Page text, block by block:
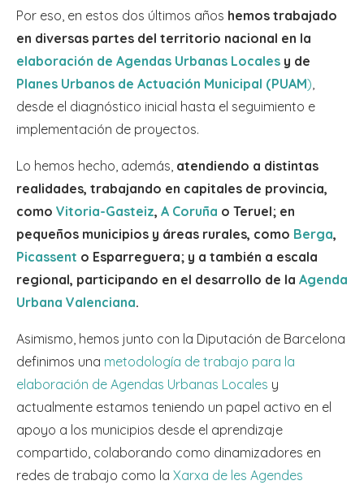
Por eso, en estos dos últimos años hemos trabajado
en diversas partes del territorio nacional en la
elaboración de Agendas Urbanas Locales y de
Planes Urbanos de Actuación Municipal (PUAM),
desde el diagnóstico inicial hasta el seguimiento e
implementación de proyectos.
Lo hemos hecho, además, atendiendo a distintas
realidades, trabajando en capitales de provincia,
como Vitoria-Gasteiz, A Coruña o Teruel; en
pequeños municipios y áreas rurales, como Berga,
Picassent o Esparreguera; y a también a escala
regional, participando en el desarrollo de la Agenda
Urbana Valenciana.
Asimismo, hemos junto con la Diputación de Barcelona
definimos una metodología de trabajo para la
elaboración de Agendas Urbanas Locales y
actualmente estamos teniendo un papel activo en el
apoyo a los municipios desde el aprendizaje
compartido, colaborando como dinamizadores en
redes de trabajo como la Xarxa de les Agendes